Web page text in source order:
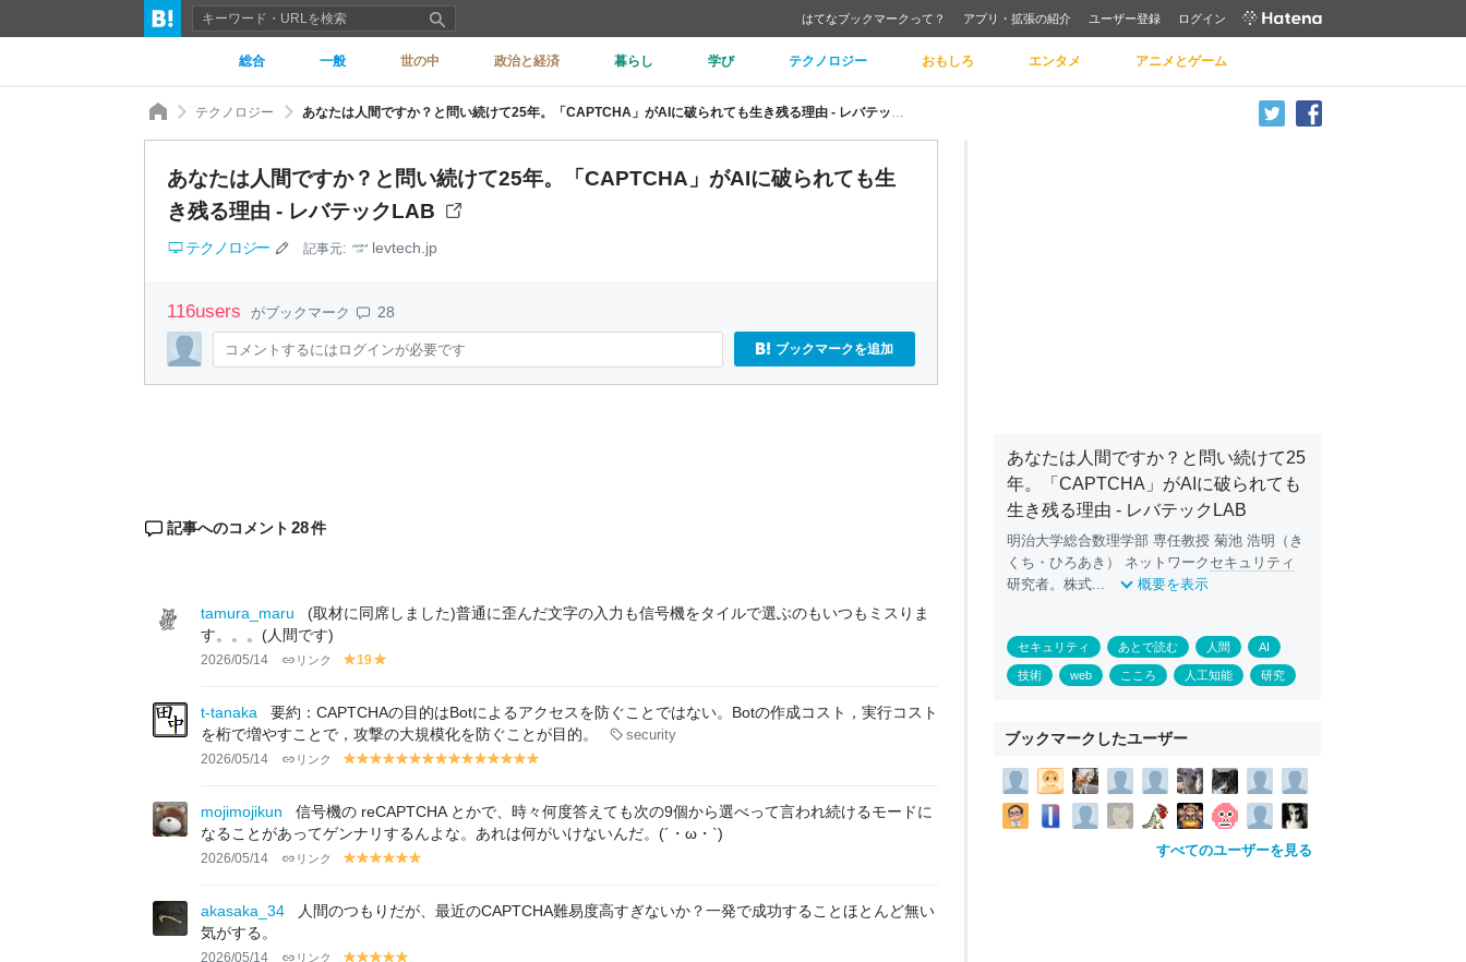
はてなブックマークって？ アプリ・拡張の紹介 ユーザー登録 ログイン
総合 一般 世の中 政治と経済 暮らし 学び テクノロジー おもしろ エンタメ アニメとゲーム
テクノロジー
あなたは人間ですか？と問い続けて25年。「CAPTCHA」がAIに破られても生
き残る理由 - レバテックLAB
テクノロジー 記事元: levtech.jp
116users がブックマーク 28
コメントするにはログインが必要です ブックマークを追加
記事へのコメント 28件
tamura_maru
(取材に同席しました)普通に歪んだ文字の入力も信号機をタイルで選ぶのもいつもミスりま
す。。。(人間です)
2026/05/14 リンク
y
lo
w
19
lo
w
t-tanaka
要約：CAPTCHAの目的はBotによるアクセスを防ぐことではない。Botの作成コスト，実行コスト
を桁で増やすことで，攻撃の大規模化を防ぐことが目的。
security
2026/05/14 リンク
y
lo
w
y
lo
w
y
lo
w
y
lo
w
y
lo
w
y
lo
w
y
lo
w
y
lo
w
y
lo
w
y
lo
y
lo
w
y
lo
w
y
lo
w
y
lo
w
lo
w
mojimojikun
信号機の reCAPTCHA とかで、時々何度答えても次の9個から選べって言われ続けるモードに
なることがあってゲンナリするんよな。あれは何がいけないんだ。(´・ω・`)
2026/05/14 リンク
y
lo
y
lo
y
lo
y
lo
y
lo lo
akasaka_34
人間のつもりだが、最近のCAPTCHA難易度高すぎないか？一発で成功することほとんど無い
気がする。
2026/05/14 リンク
あなたは人間ですか？と問い続けて25
年。「CAPTCHA」がAIに破られても
生き残る理由 - レバテックLAB
明治大学総合数理学部 専任教授 菊池 浩明（き
くち・ひろあき） ネットワーク セキュリティ
研究者。株式...
概要を表示
セキュリティ あとで読む 人間 AI
技術 web こころ 人工知能 研究
ブックマークしたユーザー
すべてのユーザーを見る